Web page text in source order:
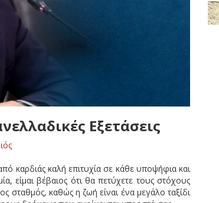
Εξετάσεις
καρδιάς καλή επιτυχία σε κάθε υποψήφια και
είμαι βέβαιος ότι θα πετύχετε τους στόχους
σταθμός, καθώς η ζωή είναι ένα μεγάλο ταξίδι